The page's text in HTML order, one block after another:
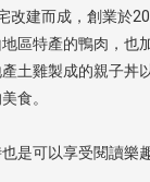
改建而成，創業於
區特產的鴨肉，也
土雞製成的親子丼
食。
是可以享受閱讀樂